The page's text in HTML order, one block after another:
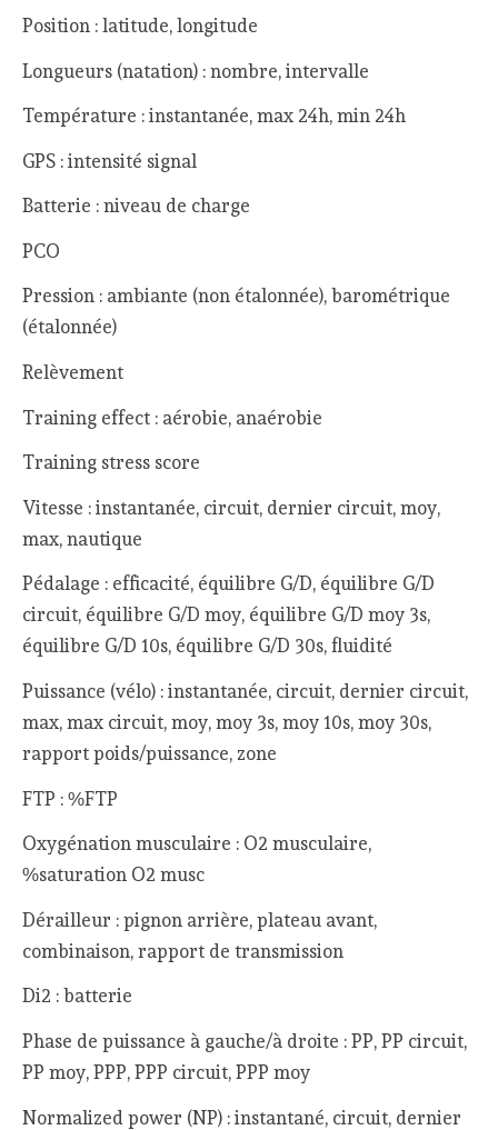
Position : latitude, longitude
Longueurs (natation) : nombre, intervalle
Température : instantanée, max 24h, min 24h
GPS : intensité signal
Batterie : niveau de charge
PCO
Pression : ambiante (non étalonnée), barométrique
(étalonnée)
Relèvement
Training effect : aérobie, anaérobie
Training stress score
Vitesse : instantanée, circuit, dernier circuit, moy,
max, nautique
Pédalage : efficacité, équilibre G/D, équilibre G/D
circuit, équilibre G/D moy, équilibre G/D moy 3s,
équilibre G/D 10s, équilibre G/D 30s, fluidité
Puissance (vélo) : instantanée, circuit, dernier circuit,
max, max circuit, moy, moy 3s, moy 10s, moy 30s,
rapport poids/puissance, zone
FTP : %FTP
Oxygénation musculaire : O2 musculaire,
%saturation O2 musc
Dérailleur : pignon arrière, plateau avant,
combinaison, rapport de transmission
Di2 : batterie
Phase de puissance à gauche/à droite : PP, PP circuit,
PP moy, PPP, PPP circuit, PPP moy
Normalized power (NP) : instantané, circuit, dernier